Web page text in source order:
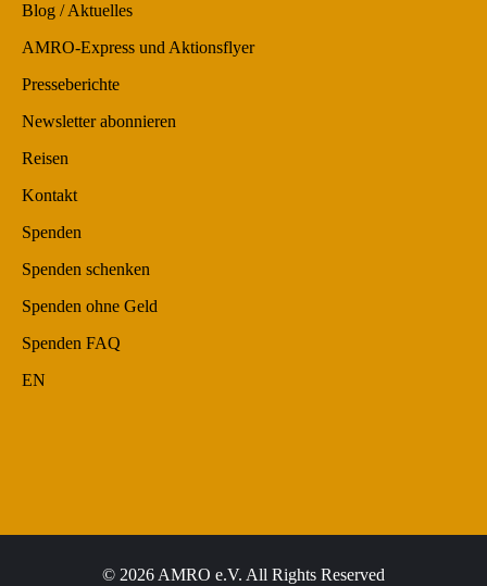
Blog / Aktuelles
AMRO-Express und Aktionsflyer
Presseberichte
Newsletter abonnieren
Reisen
Kontakt
Spenden
Spenden schenken
Spenden ohne Geld
Spenden FAQ
EN
© 2026 AMRO e.V. All Rights Reserved